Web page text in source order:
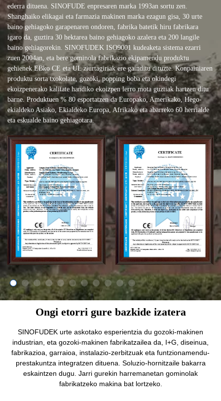
ederra dituena. SINOFUDE enpresaren marka 1993an sortu zen.
Shanghaiko elikagai eta farmazia makinen marka ezagun gisa, 30 urte
baino gehiagoko garapenaren ondoren, fabrika batetik hiru fabrikara
igaro da, guztira 30 hektarea baino gehiagoko azalera eta 200 langile
baino gehiagorekin. SINOFUDEK ISO9001 kudeaketa sistema ezarri
zuen 2004an, eta bere gominola fabrikazio ekipamendu produktu
gehienek EBko CE eta UL ziurtagiriak ere gainditu dituzte. Konpainiaren
produktu sorta txokolate, gozoki, popping boba eta okindegi
ekoizpenerako kalitate handiko ekoizpen lerro mota guztiak hartzen ditu
barne. Produktuen % 80 esportatzen da Europako, Amerikako, Hego-
ekialdeko Asiako, Ekialdeko Europa, Afrikako eta abarreko 60 herrialde
eta eskualde baino gehiagotara.
Ongi etorri gure bazkide izatera
SINOFUDEK urte askotako esperientzia du gozoki-makinen
industrian, eta gozoki-makinen fabrikatzailea da, I+G, diseinua,
fabrikazioa, garraioa, instalazio-zerbitzuak eta funtzionamendu-
prestakuntza integratzen dituena. Soluzio-hornitzaile bakarra
eskaintzen dugu. Jarri gurekin harremanetan gominolak
fabrikatzeko makina bat lortzeko.